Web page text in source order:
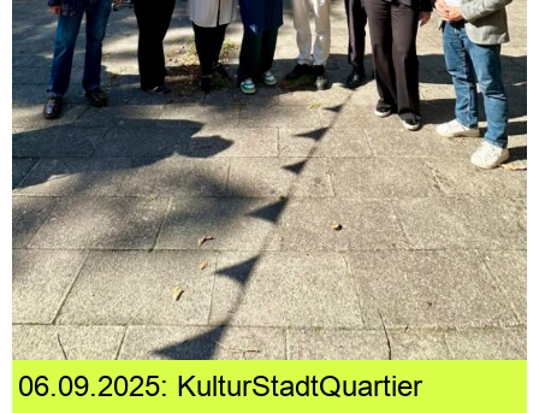
06.09.2025: KulturStadtQuartier